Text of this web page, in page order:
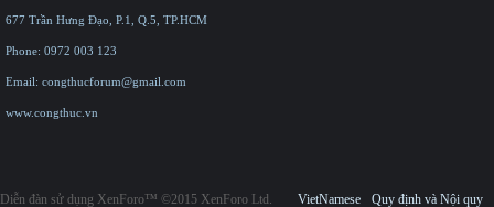
677 Trần Hưng Đạo, P.1, Q.5, TP.HCM
Phone: 0972 003 123
Email: congthucforum@gmail.com
www.congthuc.vn
Diễn đàn sử dụng XenForo™ ©2015 XenForo Ltd. VietNamese Quy định và Nội quy